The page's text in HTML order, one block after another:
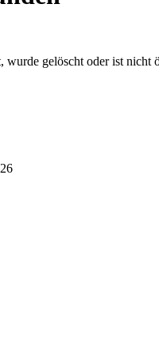
wurde gelöscht oder ist nicht